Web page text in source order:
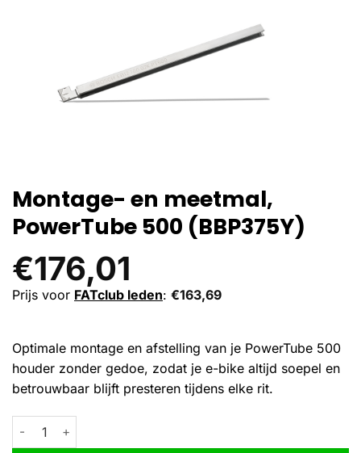
Montage- en meetmal,
PowerTube 500 (BBP375Y)
€176,01
Prijs voor FATclub leden: €163,69
Optimale montage en afstelling van je PowerTube 500
houder zonder gedoe, zodat je e-bike altijd soepel en
betrouwbaar blijft presteren tijdens elke rit.
Montage- en meetmal, PowerTube 500 (BBP375Y) aantal
Alternative: